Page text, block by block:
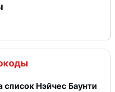
список Нэйчес Баунти